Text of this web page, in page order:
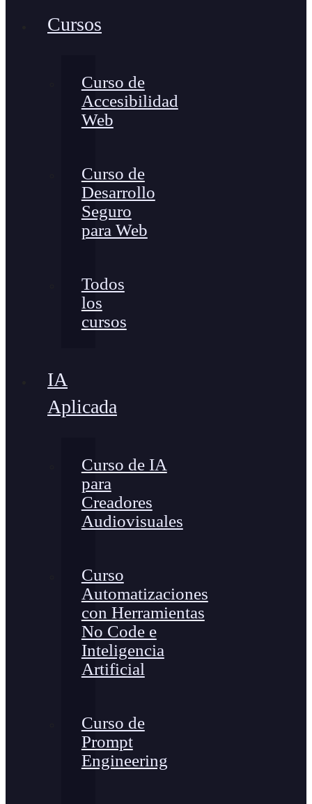
Cursos
Curso de
Accesibilidad
Web
Curso de
Desarrollo
Seguro
para Web
Todos
los
cursos
IA
Aplicada
Curso de IA
para
Creadores
Audiovisuales
Curso
Automatizaciones
con Herramientas
No Code e
Inteligencia
Artificial
Curso de
Prompt
Engineering